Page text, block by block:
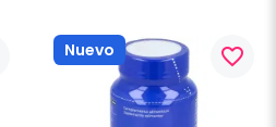
Nuevo favorite_border